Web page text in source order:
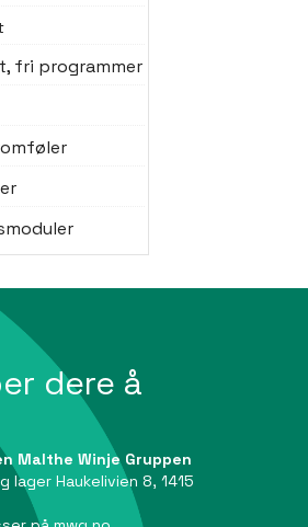
fri programmer
dere å
Malthe Winje Gruppen
lager Haukelivien 8, 1415